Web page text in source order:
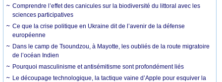
Comprendre l’effet des canicules sur la biodiversité du littoral avec les
sciences participatives
Ce que la crise politique en Ukraine dit de l’avenir de la défense
européenne
Dans le camp de Tsoundzou, à Mayotte, les oubliés de la route migratoire
de l’océan Indien
Pourquoi masculinisme et antisémitisme sont profondément liés
Le découpage technologique, la tactique vaine d’Apple pour esquiver la